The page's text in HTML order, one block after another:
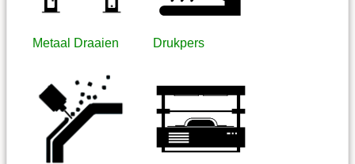
Metaal Draaien Drukpers